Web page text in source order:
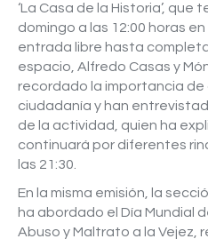
‘La Casa de la Historia’, que
domingo a las 12:00 horas
entrada libre hasta
espacio, Alfredo Casas y
recordado la importancia de
ciudadanía y han
de la actividad, quien ha
continuará por diferentes
las 21:30.
En la misma emisión, la
ha abordado el Día Mundial
Abuso y Maltrato a la Vejez,